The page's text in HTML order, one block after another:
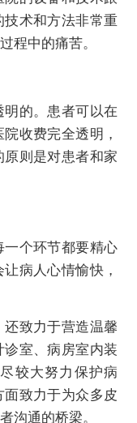
术和方法非常重
程中的痛苦。
的。患者可以在
收费完全透明，
则是对患者和家
个环节都要精心
病人心情愉快，
致力于营造温馨
室、病房室内装
较大努力保护病
面致力于为众多皮
沟通的桥梁。